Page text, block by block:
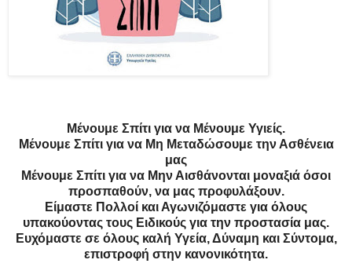
Μένουμε Σπίτι για να Μένουμε Υγιείς.
Μένουμε Σπίτι για να Μη Μεταδώσουμε την Ασθένεια
μας
Μένουμε Σπίτι για να Μην Αισθάνονται μοναξιά όσοι
προσπαθούν, να μας προφυλάξουν.
Είμαστε Πολλοί και Αγωνιζόμαστε για όλους
υπακούοντας τους Ειδικούς για την προστασία μας.
Ευχόμαστε σε όλους καλή Υγεία, Δύναμη και Σύντομα,
επιστροφή στην κανονικότητα.